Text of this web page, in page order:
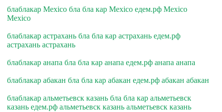
блаблакар Mexico бла бла кар Mexico едем.рф Mexico
Mexico
блаблакар астрахань бла бла кар астрахань едем.рф
астрахань астрахань
блаблакар анапа бла бла кар анапа едем.рф анапа анапа
блаблакар абакан бла бла кар абакан едем.рф абакан абакан
блаблакар альметьевск казань бла бла кар альметьевск
казань едем.рф альметьевск казань альметьевск казань